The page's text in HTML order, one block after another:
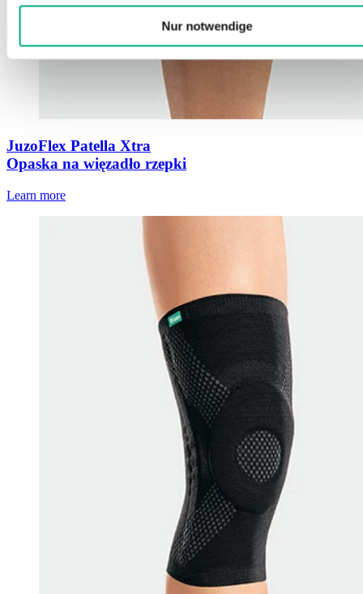
Nur notwendige
JuzoFlex Patella Xtra
Opaska na więzadło rzepki
Learn more